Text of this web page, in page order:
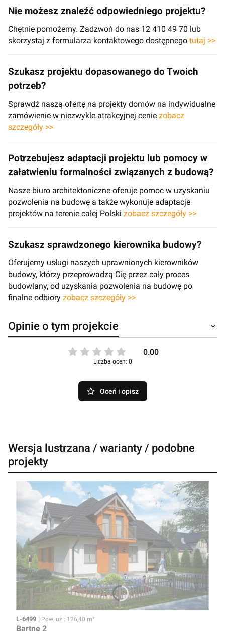
Nie możesz znaleźć odpowiedniego projektu?
Chętnie pomożemy. Zadzwoń do nas 12 410 49 70 lub
skorzystaj z formularza kontaktowego dostępnego tutaj >>
Szukasz projektu dopasowanego do Twoich
potrzeb?
Sprawdź naszą ofertę na projekty domów na indywidualne
zamówienie w niezwykle atrakcyjnej cenie zobacz
szczegóły >>
Potrzebujesz adaptacji projektu lub pomocy w
załatwieniu formalności związanych z budową?
Nasze biuro architektoniczne oferuje pomoc w uzyskaniu
pozwolenia na budowę a także wykonuje adaptacje
projektów na terenie całej Polski zobacz szczegóły >>
Szukasz sprawdzonego kierownika budowy?
Oferujemy usługi naszych uprawnionych kierowników
budowy, którzy przeprowadzą Cię przez cały proces
budowlany, od uzyskania pozwolenia na budowę po
finalne odbiory zobacz szczegóły >>
Opinie o tym projekcie
0.00
Liczba ocen: 0
Oceń i opisz
Wersja lustrzana / warianty / podobne
projekty
Kod
L-6499 Powierzchnia użytkowa
Pow. uż.: 126,40 m²
Bartne 2